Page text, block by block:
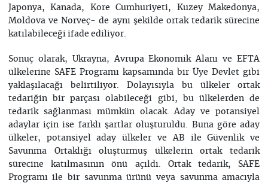
Japonya, Kanada, Kore Cumhuriyeti, Kuzey Makedonya,
Moldova ve Norveç- de aynı şekilde ortak tedarik sürecine
katılabileceği ifade ediliyor.
Sonuç olarak, Ukrayna, Avrupa Ekonomik Alanı ve EFTA
ülkelerine SAFE Programı kapsamında bir Üye Devlet gibi
yaklaşılacağı belirtiliyor. Dolayısıyla bu ülkeler ortak
tedariğin bir parçası olabileceği gibi, bu ülkelerden de
tedarik sağlanması mümkün olacak. Aday ve potansiyel
adaylar için ise farklı şartlar oluşturuldu. Buna göre aday
ülkeler, potansiyel aday ülkeler ve AB ile Güvenlik ve
Savunma Ortaklığı oluşturmuş ülkelerin ortak tedarik
sürecine katılmasının önü açıldı. Ortak tedarik, SAFE
Programı ile bir savunma ürünü veya savunma amacıyla